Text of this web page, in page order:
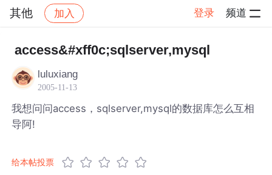
其他 加入 登录 频道
其他 帖子详情
access&#xff0c;sqlserver,mysql
luluxiang
2005-11-13
我想问问access，sqlserver,mysql的数据库怎么互相
导阿!
给本帖投票